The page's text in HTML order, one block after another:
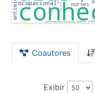
Coautores
Exibir